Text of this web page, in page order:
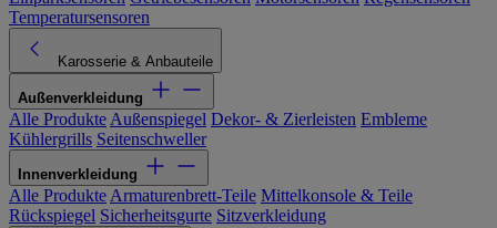
Temperatursensoren
Karosserie & Anbauteile
Außenverkleidung
Alle Produkte Außenspiegel Dekor- & Zierleisten Embleme
Kühlergrills Seitenschweller
Innenverkleidung
Alle Produkte Armaturenbrett-Teile Mittelkonsole & Teile
Rückspiegel Sicherheitsgurte Sitzverkleidung